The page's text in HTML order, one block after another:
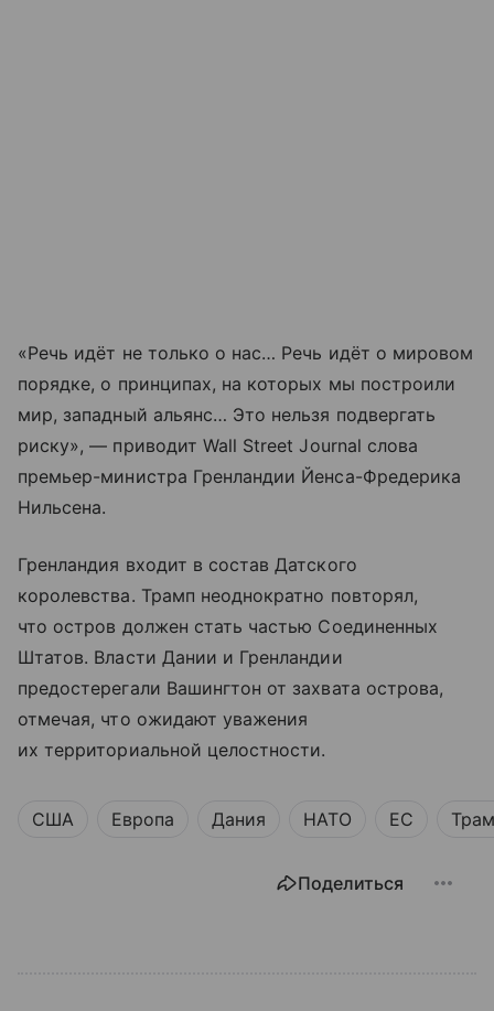
«Речь идёт не только о нас… Речь идёт о мировом
порядке, о принципах, на которых мы построили
мир, западный альянс… Это нельзя подвергать
риску», — приводит Wall Street Journal слова
премьер-министра Гренландии Йенса-Фредерика
Нильсена.
Гренландия входит в состав Датского
королевства. Трамп неоднократно повторял,
что остров должен стать частью Соединенных
Штатов. Власти Дании и Гренландии
предостерегали Вашингтон от захвата острова,
отмечая, что ожидают уважения
их территориальной целостности.
США Европа Дания НАТО ЕС
Поделиться